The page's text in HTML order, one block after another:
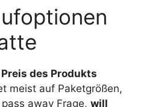
Preis des Produkts
meist auf Paketgrößen,
away Frage, will